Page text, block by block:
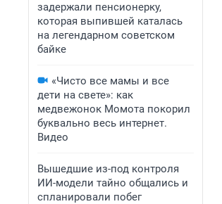
задержали пенсионерку,
которая выпившей каталась
на легендарном советском
байке
«Чисто все мамы и все
дети на свете»: как
медвежонок Момота покорил
буквально весь интернет.
Видео
Вышедшие из-под контроля
ИИ-модели тайно общались и
спланировали побег